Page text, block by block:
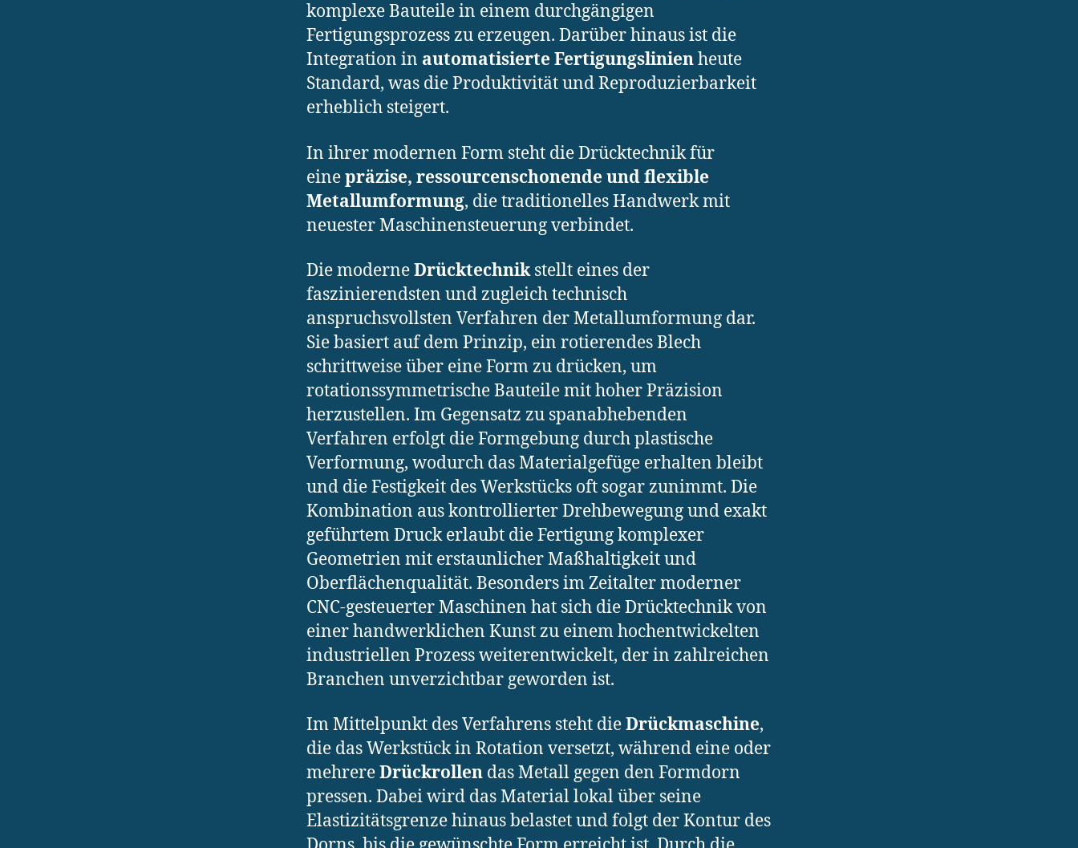
komplexe Bauteile in einem durchgängigen
Fertigungsprozess zu erzeugen. Darüber hinaus ist die
Integration in automatisierte Fertigungslinienheute
Standard, was die Produktivität und Reproduzierbarkeit
erheblich steigert.
In ihrer modernen Form steht die Drücktechnik für
einepräzise, ressourcenschonende und flexible
Metallumformung, die traditionelles Handwerk mit
neuester Maschinensteuerung verbindet.
Die moderneDrücktechnikstellt eines der
faszinierendsten und zugleich technisch
anspruchsvollsten Verfahren der Metallumformung dar.
Sie basiert auf dem Prinzip, ein rotierendes Blech
schrittweise über eine Form zu drücken, um
rotationssymmetrische Bauteile mit hoher Präzision
herzustellen. Im Gegensatz zu spanabhebenden
Verfahren erfolgt die Formgebung durch plastische
Verformung, wodurch das Materialgefüge erhalten bleibt
und die Festigkeit des Werkstücks oft sogar zunimmt. Die
Kombination aus kontrollierter Drehbewegung und exakt
geführtem Druck erlaubt die Fertigung komplexer
Geometrien mit erstaunlicher Maßhaltigkeit und
Oberflächenqualität. Besonders im Zeitalter moderner
CNC-gesteuerter Maschinen hat sich die Drücktechnik von
einer handwerklichen Kunst zu einem hochentwickelten
industriellen Prozess weiterentwickelt, der in zahlreichen
Branchen unverzichtbar geworden ist.
Im Mittelpunkt des Verfahrens steht dieDrückmaschine,
die das Werkstück in Rotation versetzt, während eine oder
mehrereDrückrollen das Metall gegen den Formdorn
pressen. Dabei wird das Material lokal über seine
Elastizitätsgrenze hinaus belastet und folgt der Kontur des